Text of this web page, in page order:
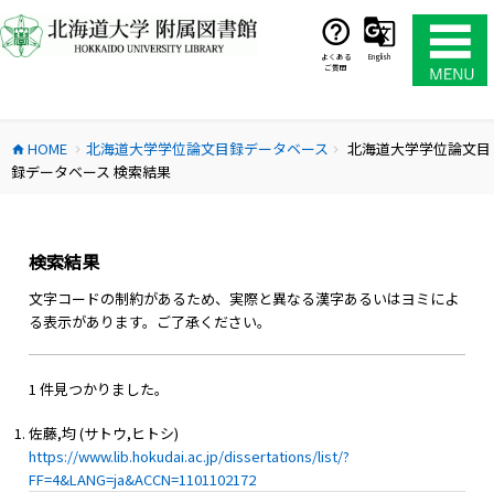
ン
テ
ス
キ
よくある
ご質問
English
home HOME chevron_right 北海道大学学位論文目録データベース chevron_right
北海道大学学位論文目
録データベース 検索結果
検索結果
文字コードの制約があるため、実際と異なる漢字あるいはヨミによ
る表示があります。ご了承ください。
1 件見つかりました。
佐藤,均 (サトウ,ヒトシ)
https://www.lib.hokudai.ac.jp/dissertations/list/?
FF=4&LANG=ja&ACCN=1101102172